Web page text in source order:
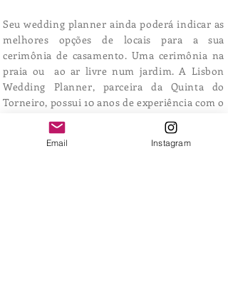
Seu wedding planner ainda poderá indicar as
melhores opções de locais para a sua
cerimônia de casamento. Uma cerimônia na
praia ou ao ar livre num jardim. A Lisbon
Wedding Planner, parceira da Quinta do
Torneiro, possui 10 anos de experiência com o
mercado de casamentos e terá as melhores
indicações para o seu sonho de casamento
tornar-se realidade!
Email Instagram